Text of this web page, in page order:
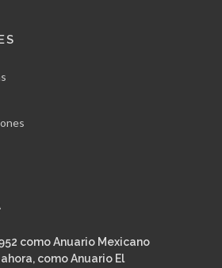
como Anuario Mexicano
como Anuario El